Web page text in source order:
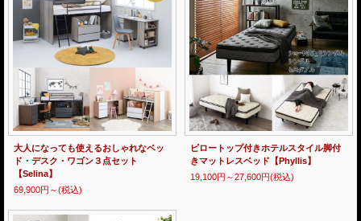
大人になっても使えるおしゃれなベッ
ド・デスク・ワゴン３点セット
【Selina】
69,900円～(税込)
ピロートップ付きホテルスタイル脚付
きマットレスベッド【Phyllis】
19,100円～27,600円(税込)